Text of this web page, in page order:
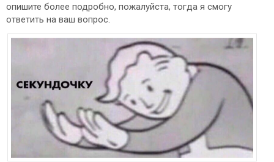
опишите более подробно, пожалуйста, тогда я смогу
ответить на ваш вопрос.